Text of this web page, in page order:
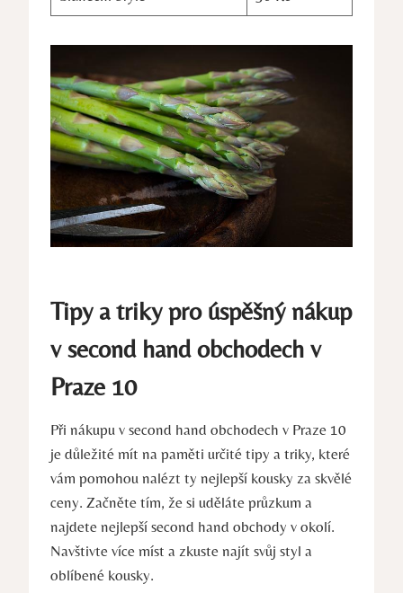
Tipy a triky pro úspěšný nákup
v second hand obchodech v
Praze 10
Při nákupu v second hand obchodech v Praze 10
je důležité mít na paměti určité tipy a triky, které
vám pomohou nalézt ty nejlepší kousky za skvělé
ceny. Začněte tím, že si uděláte průzkum a
najdete nejlepší second hand obchody v okolí.
Navštivte více míst a zkuste najít svůj styl a
oblíbené kousky.